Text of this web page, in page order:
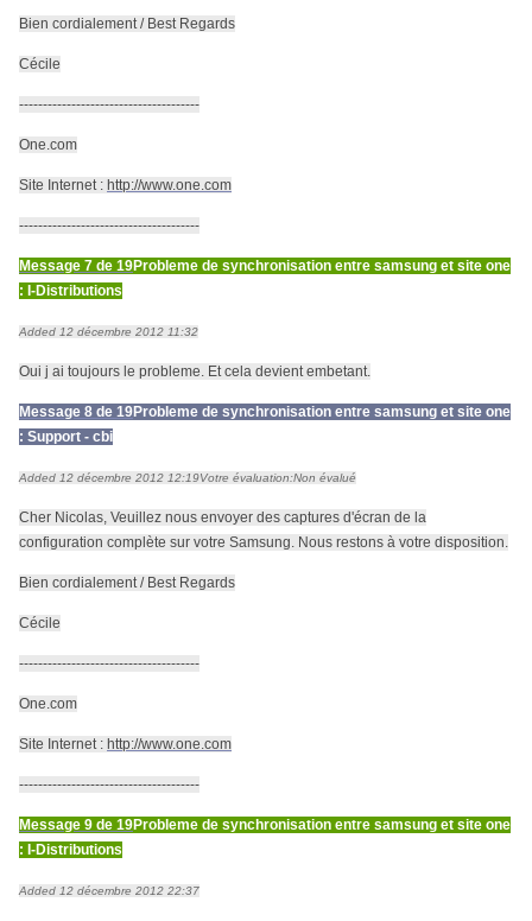
Bien cordialement / Best Regards
Cécile
--------------------------------------
One.com
Site Internet : http://www.one.com
--------------------------------------
Message 7 de 19Probleme de synchronisation entre samsung et site one
: I-Distributions
Added 12 décembre 2012 11:32
Oui j ai toujours le probleme. Et cela devient embetant.
Message 8 de 19Probleme de synchronisation entre samsung et site one
: Support - cbi
Added 12 décembre 2012 12:19Votre évaluation:Non évalué
Cher Nicolas, Veuillez nous envoyer des captures d'écran de la
configuration complète sur votre Samsung. Nous restons à votre disposition.
Bien cordialement / Best Regards
Cécile
--------------------------------------
One.com
Site Internet : http://www.one.com
--------------------------------------
Message 9 de 19Probleme de synchronisation entre samsung et site one
: I-Distributions
Added 12 décembre 2012 22:37